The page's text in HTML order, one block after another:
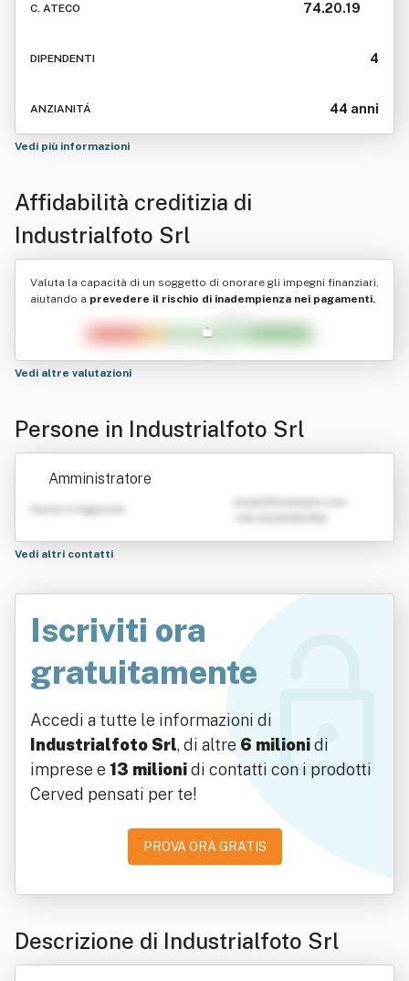
C. ATECO 74.20.19
DIPENDENTI 4
ANZIANITÁ 44 anni
Vedi più informazioni
Affidabilità creditizia di
Industrialfoto Srl
Valuta la capacità di un soggetto di onorare gli impegni finanziari,
aiutando a prevedere il rischio di inadempienza nei pagamenti.
Vedi altre valutazioni
Persone in Industrialfoto Srl
Amministratore
Nome e Cognome
Vedi altri contatti
Iscriviti ora
gratuitamente
Accedi a tutte le informazioni di
Industrialfoto Srl, di altre 6 milionidi
imprese e 13 milionidi contatti con i prodotti
Cerved pensati per te!
PROVA ORA GRATIS
Descrizione di Industrialfoto Srl